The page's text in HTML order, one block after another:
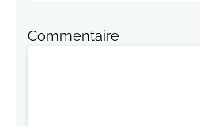
Commentaire